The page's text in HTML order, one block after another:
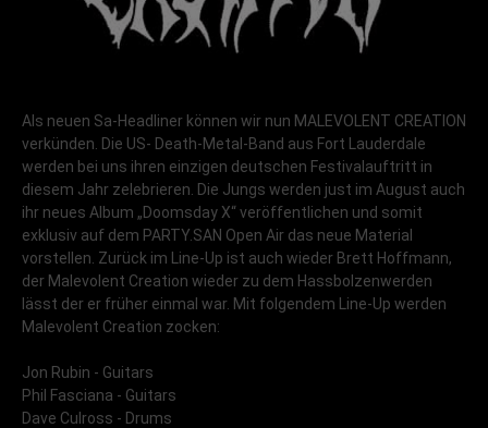
Als neuen Sa-Headliner können wir nun MALEVOLENT CREATION
verkünden. Die US- Death-Metal-Band aus Fort Lauderdale
werden bei uns ihren einzigen deutschen Festivalauftritt in
diesem Jahr zelebrieren. Die Jungs werden just im August auch
ihr neues Album „Doomsday X“ veröffentlichen und somit
exklusiv auf dem PARTY.SAN Open Air das neue Material
vorstellen. Zurück im Line-Up ist auch wieder Brett Hoffmann,
der Malevolent Creation wieder zu dem Hassbolzenwerden
lässt der er früher einmal war. Mit folgendem Line-Up werden
Malevolent Creation zocken:
Jon Rubin - Guitars
Phil Fasciana - Guitars
Dave Culross - Drums